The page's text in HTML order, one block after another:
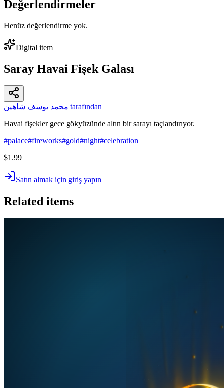
Değerlendirmeler
Henüz değerlendirme yok.
Digital item
Saray Havai Fişek Galası
محمد يوسف شاهين tarafından
Havai fişekler gece gökyüzünde altın bir sarayı taçlandırıyor.
#palace#fireworks#gold#night#celebration
$1.99
Satın almak için giriş yapın
Related items